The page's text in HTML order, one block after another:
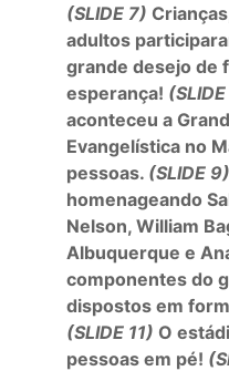
(SLIDE 7)
adultos
grande desejo de
esperança!
aconteceu a
Evangelística no
pessoas. (SLIDE 9)
homenageando
Nelson, William
Albuquerque e
componentes do
dispostos em
(SLIDE 11) O
pessoas em pé!